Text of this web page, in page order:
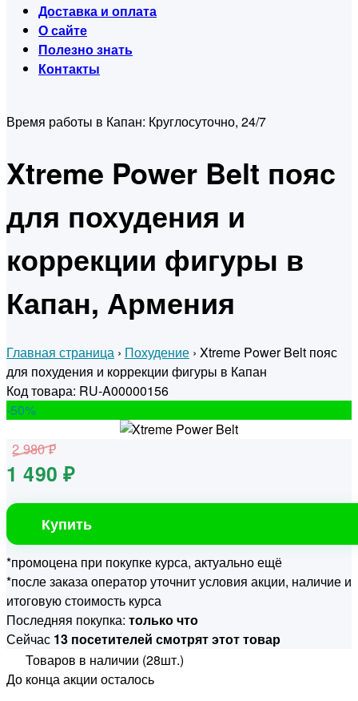
Доставка и оплата
О сайте
Полезно знать
Контакты
Время работы в Капан: Круглосуточно, 24/7
Xtreme Power Belt пояс
для похудения и
коррекции фигуры в
Капан, Армения
Главная страница › Похудение › Xtreme Power Belt пояс
для похудения и коррекции фигуры в Капан
Код товара: RU-A00000156
-50%
2 980 ₽
1 490 ₽
Купить
*промоцена при покупке курса, актуально ещё
*после заказа оператор уточнит условия акции, наличие и
итоговую стоимость курса
Последняя покупка: только что
Сейчас 13 посетителей смотрят этот товар
Товаров в наличии (28шт.)
До конца акции осталось